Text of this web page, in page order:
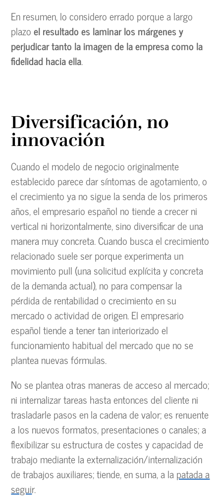
En resumen, lo considero errado porque a largo
plazoel resultado es laminar los márgenes y
perjudicar tanto la imagen de la empresa como la
fidelidad hacia ella.
Diversificación, no
innovación
Cuando el modelo de negocio originalmente
establecido parece dar síntomas de agotamiento, o
el crecimiento ya no sigue la senda de los primeros
años, el empresario español no tiende a crecer ni
vertical ni horizontalmente, sino diversificar de una
manera muy concreta. Cuando busca el crecimiento
relacionado suele ser porque experimenta un
movimiento pull (una solicitud explícita y concreta
de la demanda actual), no para compensar la
pérdida de rentabilidad o crecimiento en su
mercado o actividad de origen. El empresario
español tiende a tener tan interiorizado el
funcionamiento habitual del mercado que no se
plantea nuevas fórmulas.
No se plantea otras maneras de acceso al mercado;
ni internalizar tareas hasta entonces del cliente ni
trasladarle pasos en la cadena de valor; es renuente
a los nuevos formatos, presentaciones o canales; a
flexibilizar su estructura de costes y capacidad de
trabajo mediante la externalización/internalización
de trabajos auxiliares; tiende, en suma, a la patada a
seguir.